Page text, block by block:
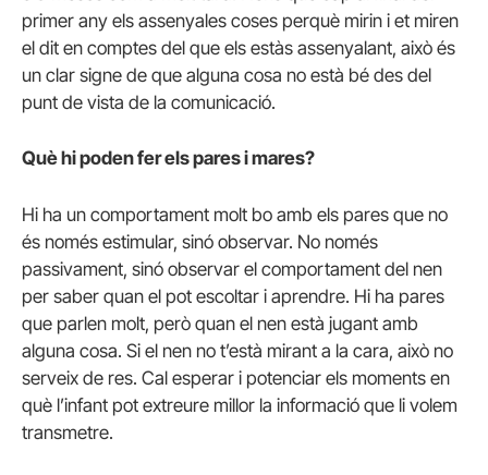
primer any els assenyales coses perquè mirin i et miren
el dit en comptes del que els estàs assenyalant, això és
un clar signe de que alguna cosa no està bé des del
punt de vista de la comunicació.
Què hi poden fer els pares i mares?
Hi ha un comportament molt bo amb els pares que no
és només estimular, sinó observar. No només
passivament, sinó observar el comportament del nen
per saber quan el pot escoltar i aprendre. Hi ha pares
que parlen molt, però quan el nen està jugant amb
alguna cosa. Si el nen no t’està mirant a la cara, això no
serveix de res. Cal esperar i potenciar els moments en
què l’infant pot extreure millor la informació que li volem
transmetre.